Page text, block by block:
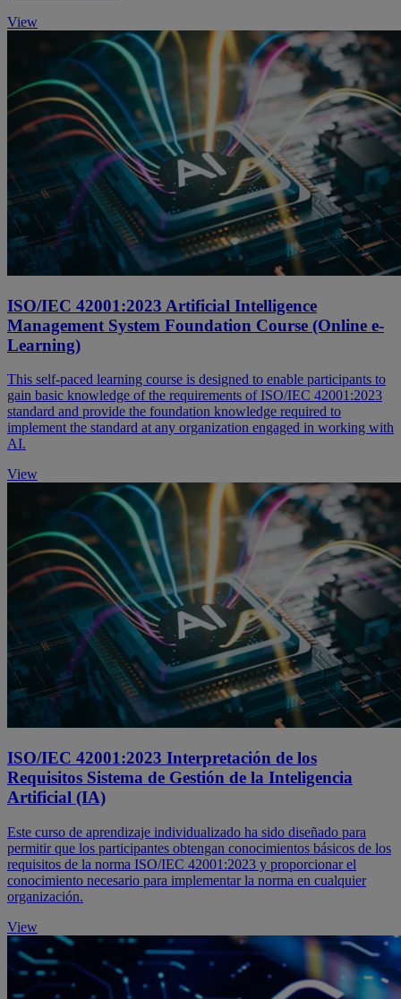
View
ISO/IEC 42001:2023 Artificial Intelligence
Management System Foundation Course (Online e-
Learning)
This self-paced learning course is designed to enable participants to
gain basic knowledge of the requirements of ISO/IEC 42001:2023
standard and provide the foundation knowledge required to
implement the standard at any organization engaged in working with
AI.
View
ISO/IEC 42001:2023 Interpretación de los
Requisitos Sistema de Gestión de la Inteligencia
Artificial (IA)
Este curso de aprendizaje individualizado ha sido diseñado para
permitir que los participantes obtengan conocimientos básicos de los
requisitos de la norma ISO/IEC 42001:2023 y proporcionar el
conocimiento necesario para implementar la norma en cualquier
organización.
View